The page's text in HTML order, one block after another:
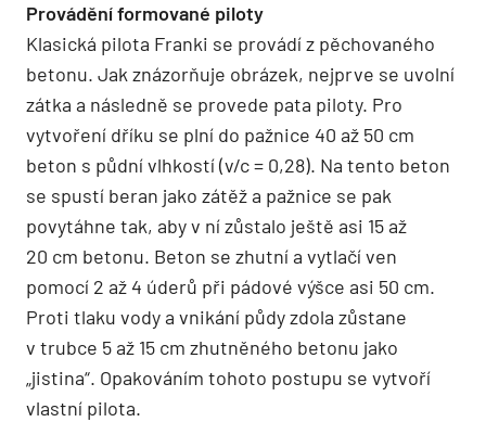
Provádění formované piloty
Klasická pilota Franki se provádí z pěchovaného
betonu. Jak znázorňuje obrázek, nejprve se uvolní
zátka a následně se provede pata piloty. Pro
vytvoření dříku se plní do pažnice 40 až 50 cm
beton s půdní vlhkostí (v/c = 0,28). Na tento beton
se spustí beran jako zátěž a pažnice se pak
povytáhne tak, aby v ní zůstalo ještě asi 15 až
20 cm betonu. Beton se zhutní a vytlačí ven
pomocí 2 až 4 úderů při pádové výšce asi 50 cm.
Proti tlaku vody a vnikání půdy zdola zůstane
v trubce 5 až 15 cm zhutněného betonu jako
„jistina“. Opakováním tohoto postupu se vytvoří
vlastní pilota.